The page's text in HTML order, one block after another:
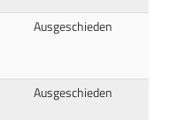
Ausgeschieden
Ausgeschieden